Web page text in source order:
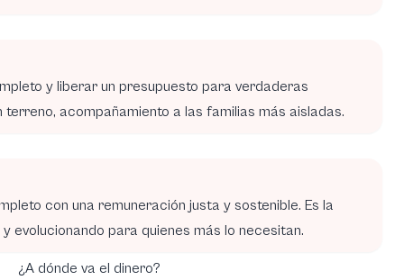
y liberar un presupuesto para verdaderas
acompañamiento a las familias más aisladas.
con una remuneración justa y sostenible. Es la
evolucionando para quienes más lo necesitan.
¿A dónde va el dinero?